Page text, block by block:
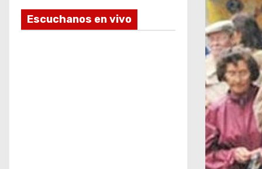
Escuchanos en vivo